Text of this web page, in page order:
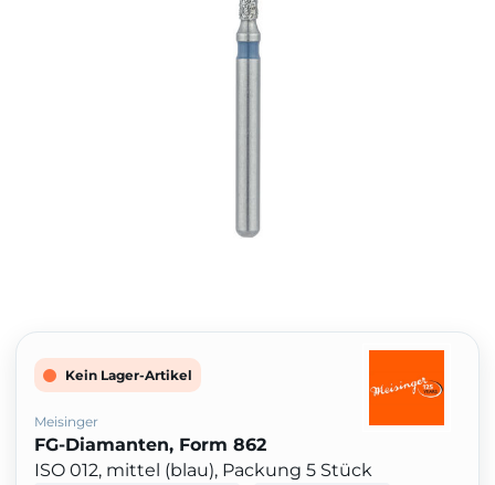
Kein Lager-Artikel
Meisinger
FG-Diamanten, Form 862
ISO 012, mittel (blau), Packung 5 Stück